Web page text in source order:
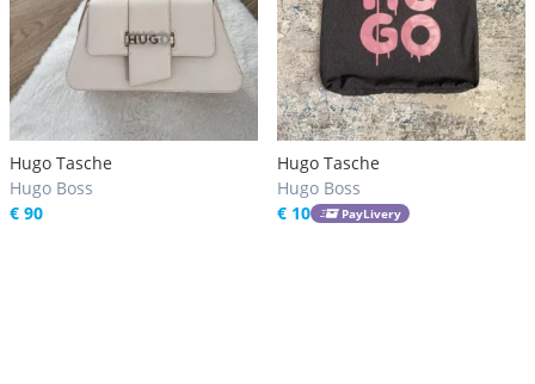
Hugo Tasche
Hugo Boss
€ 90
Hugo Tasche
Hugo Boss
€ 10
PayLivery